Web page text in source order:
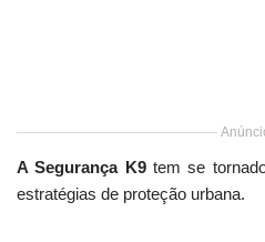
A Segurança K9tem se
estratégias de proteção urbana.